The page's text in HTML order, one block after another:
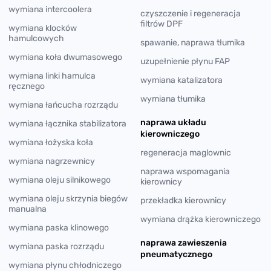
wymiana intercoolera
wymiana klocków
hamulcowych
wymiana koła dwumasowego
wymiana linki hamulca
ręcznego
wymiana łańcucha rozrządu
wymiana łącznika stabilizatora
wymiana łożyska koła
wymiana nagrzewnicy
wymiana oleju silnikowego
wymiana oleju skrzynia biegów
manualna
wymiana paska klinowego
wymiana paska rozrządu
wymiana płynu chłodniczego
czyszczenie i regeneracja
filtrów DPF
spawanie, naprawa tłumika
uzupełnienie płynu FAP
wymiana katalizatora
wymiana tłumika
naprawa układu
kierowniczego
regeneracja maglownic
naprawa wspomagania
kierownicy
przekładka kierownicy
wymiana drążka kierowniczego
naprawa zawieszenia
pneumatycznego